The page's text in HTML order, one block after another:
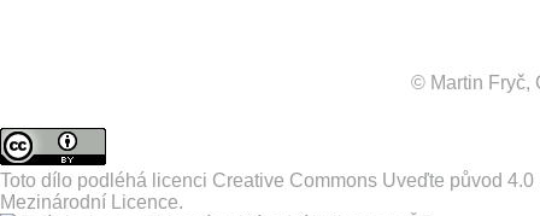
© Martin Fryč,
Toto dílo podléhá licenci Creative Commons Uveďte původ 4.0
Mezinárodní Licence.